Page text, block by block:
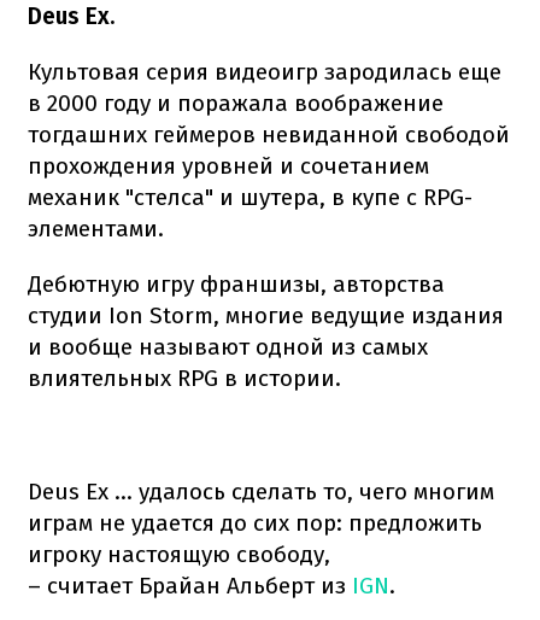
Deus Ex.
Культовая серия видеоигр зародилась еще
в 2000 году и поражала воображение
тогдашних геймеров невиданной свободой
прохождения уровней и сочетанием
механик "стелса" и шутера, в купе с RPG-
элементами.
Дебютную игру франшизы, авторства
студии Ion Storm, многие ведущие издания
и вообще называют одной из самых
влиятельных RPG в истории.
Deus Ex ... удалось сделать то, чего многим
играм не удается до сих пор: предложить
игроку настоящую свободу,
– считает Брайан Альберт из IGN.